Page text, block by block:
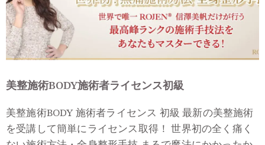
美整施術BODY施術者ライセンス初級
美整施術BODY 施術者ライセンス 初級 最新の美整施術
を受講して簡単にライセンス取得！ 世界初の全く痛く